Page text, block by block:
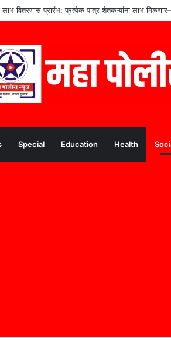
लाभ वितरणास प्रारंभ; प्रत्येक पात्र शेतकऱ्यांना लाभ
Special Education Health